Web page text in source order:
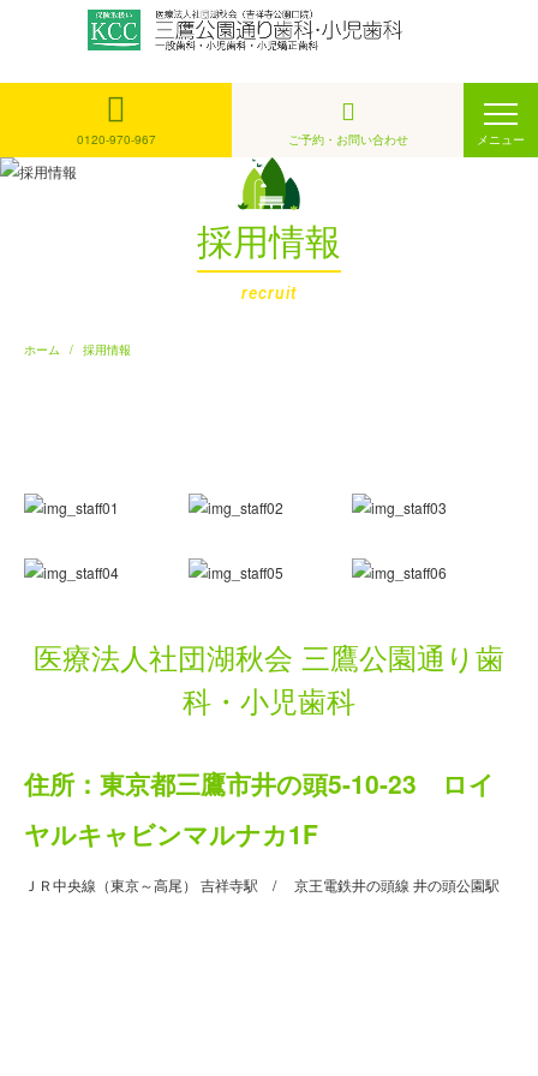
0120-970-967 ご予約・お問い合わせ メニュー
採用情報
recruit
ホーム 採用情報
医療法人社団湖秋会 三鷹公園通り歯
科・小児歯科
住所：東京都三鷹市井の頭5-10-23 ロイ
ヤルキャビンマルナカ1F
ＪＲ中央線（東京～高尾） 吉祥寺駅 / 京王電鉄井の頭線 井の頭公園駅